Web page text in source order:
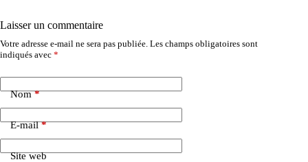
Laisser un commentaire
Votre adresse e-mail ne sera pas publiée. Les champs obligatoires sont
indiqués avec *
Nom*
E-mail*
Site web